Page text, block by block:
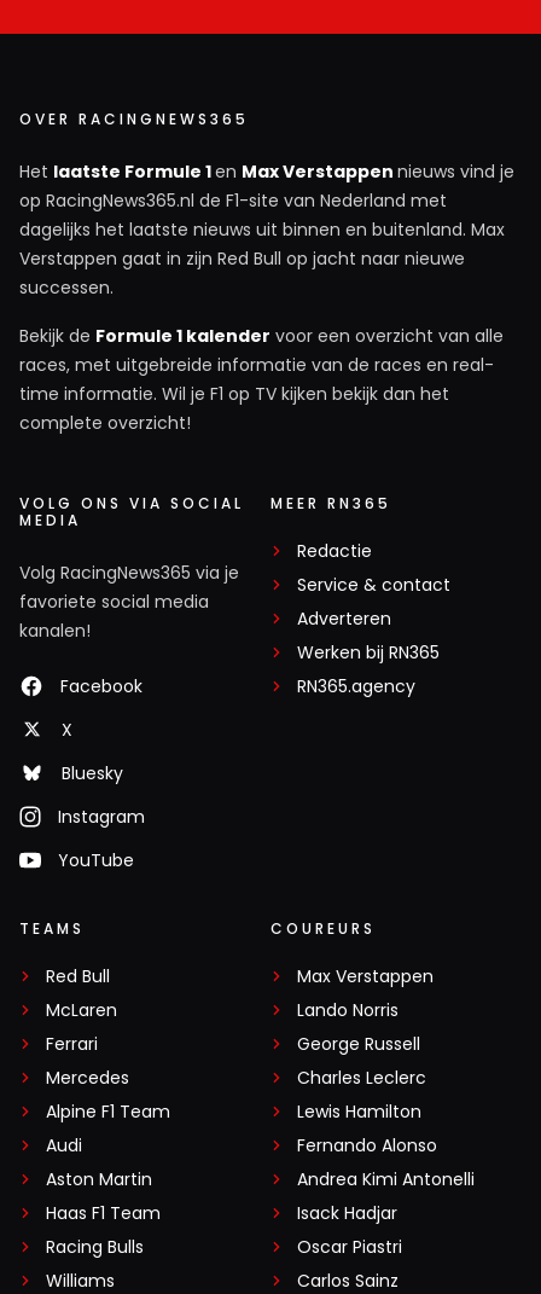
OVER RACINGNEWS365
Het laatste Formule 1en Max Verstappen nieuws vind je
op RacingNews365.nl de F1-site van Nederland met
dagelijks het laatste nieuws uit binnen en buitenland. Max
Verstappen gaat in zijn Red Bull op jacht naar nieuwe
successen.
Bekijk de Formule 1 kalender voor een overzicht van alle
races, met uitgebreide informatie van de races en real-
time informatie. Wil je F1 op TV kijken bekijk dan het
complete overzicht!
VOLG ONS VIA SOCIAL
MEDIA
Volg RacingNews365 via je
favoriete social media
kanalen!
Facebook
X
Bluesky
Instagram
YouTube
MEER RN365
Redactie
Service & contact
Adverteren
Werken bij RN365
RN365.agency
TEAMS
Red Bull
McLaren
Ferrari
Mercedes
Alpine F1 Team
Audi
Aston Martin
Haas F1 Team
Racing Bulls
Williams
COUREURS
Max Verstappen
Lando Norris
George Russell
Charles Leclerc
Lewis Hamilton
Fernando Alonso
Andrea Kimi Antonelli
Isack Hadjar
Oscar Piastri
Carlos Sainz